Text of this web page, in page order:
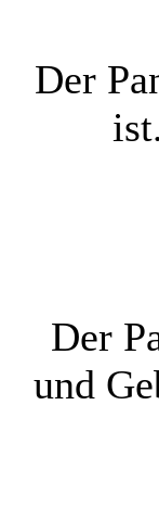
Der
Der
und